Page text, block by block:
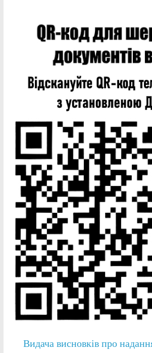
Видача висновків про